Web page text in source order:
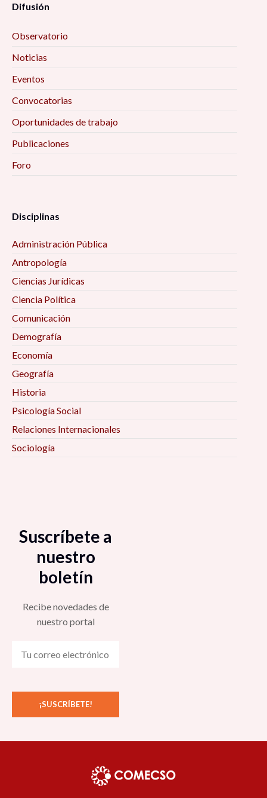
Difusión
Observatorio
Noticias
Eventos
Convocatorias
Oportunidades de trabajo
Publicaciones
Foro
Disciplinas
Administración Pública
Antropología
Ciencias Jurídicas
Ciencia Política
Comunicación
Demografía
Economía
Geografía
Historia
Psicología Social
Relaciones Internacionales
Sociología
Suscríbete a
nuestro
boletín
Recibe novedades de
nuestro portal